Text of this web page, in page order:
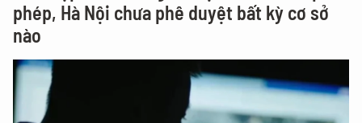
phép, Hà Nội chưa phê duyệt bất kỳ cơ sở
nào